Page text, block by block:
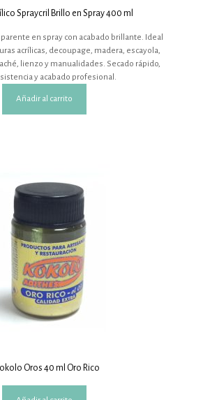
Spraycril Brillo en Spray 400 ml
en spray con acabado brillante. Ideal
acrílicas, decoupage, madera, escayola,
lienzo y manualidades. Secado rápido,
y acabado profesional.
Añadir al carrito
Oros 40 ml Oro Rico